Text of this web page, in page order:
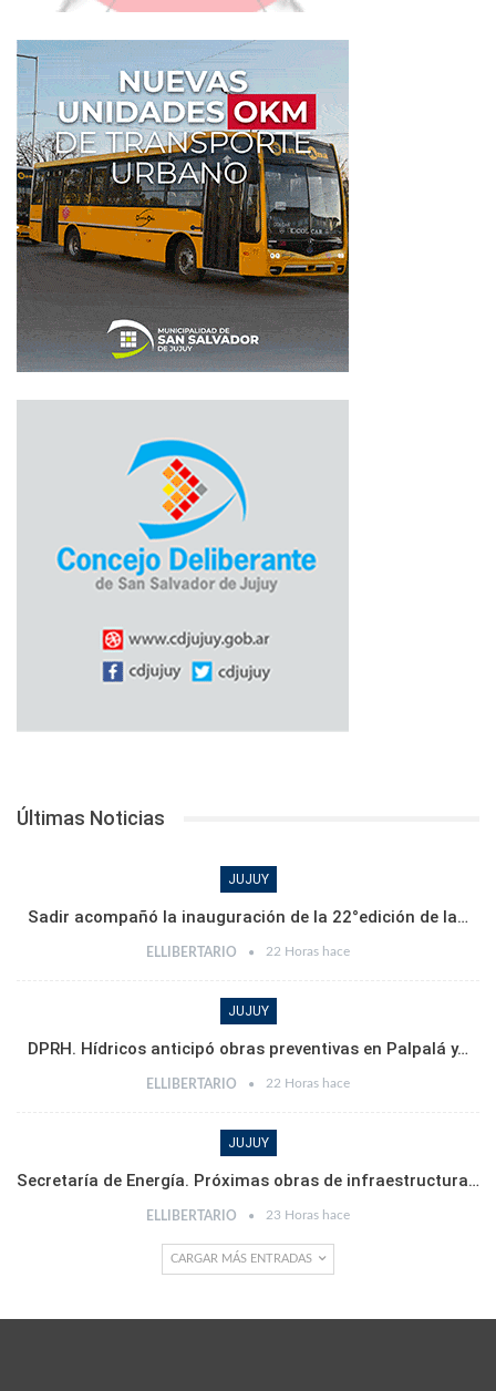
Últimas Noticias
JUJUY
Sadir acompañó la inauguración de la 22°edición de la…
ELLIBERTARIO 22 Horas hace
JUJUY
DPRH. Hídricos anticipó obras preventivas en Palpalá y…
ELLIBERTARIO 22 Horas hace
JUJUY
Secretaría de Energía. Próximas obras de infraestructura…
ELLIBERTARIO 23 Horas hace
CARGAR MÁS ENTRADAS